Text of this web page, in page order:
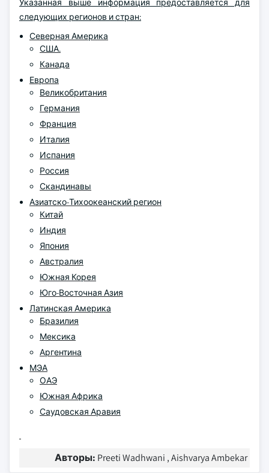
Указанная выше информация предоставляется для
следующих регионов и стран:
Северная Америка
США.
Канада
Европа
Великобритания
Германия
Франция
Италия
Испания
Россия
Скандинавы
Азиатско-Тихоокеанский регион
Китай
Индия
Япония
Австралия
Южная Корея
Юго-Восточная Азия
Латинская Америка
Бразилия
Мексика
Аргентина
МЭА
ОАЭ
Южная Африка
Саудовская Аравия
Авторы: Preeti Wadhwani , Aishvarya Ambekar